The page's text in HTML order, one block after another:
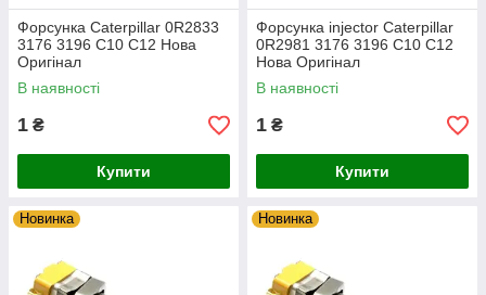
Форсунка Caterpillar 0R2833
3176 3196 C10 C12 Нова
Оригінал
В наявності
1 ₴
Купити
Форсунка injector Caterpillar
0R2981 3176 3196 C10 C12
Нова Оригінал
В наявності
1 ₴
Купити
Новинка Новинка